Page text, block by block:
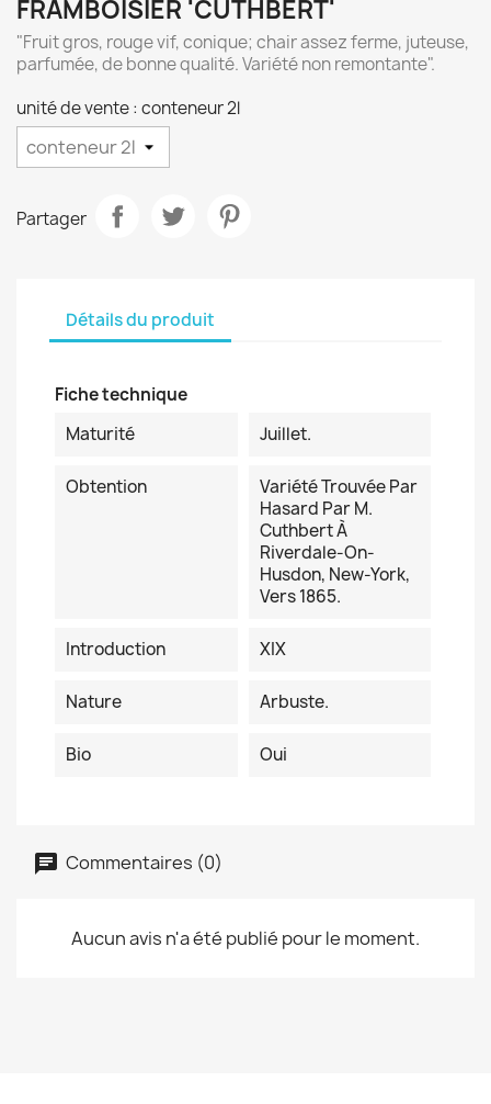
FRAMBOISIER 'CUTHBERT'
"Fruit gros, rouge vif, conique; chair assez ferme, juteuse,
parfumée, de bonne qualité. Variété non remontante".
unité de vente : conteneur 2l
Partager
Détails du produit
Fiche technique
Maturité
Juillet.
Obtention
Variété Trouvée Par
Hasard Par M.
Cuthbert À
Riverdale-On-
Husdon, New-York,
Vers 1865.
Introduction XIX
Nature Arbuste.
Bio Oui
Commentaires (0)
Aucun avis n'a été publié pour le moment.